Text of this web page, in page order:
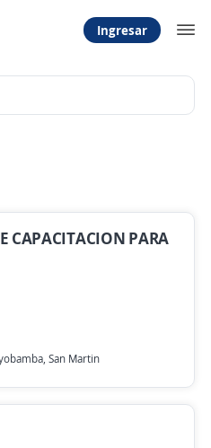
Ingresar
CAPACITACION PARA
San Martin